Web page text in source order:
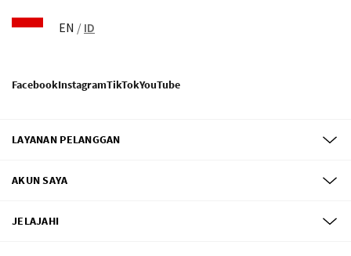
EN / ID
FacebookInstagramTikTokYouTube
LAYANAN PELANGGAN
AKUN SAYA
JELAJAHI